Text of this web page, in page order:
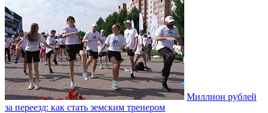
Миллион рублей
за переезд: как стать земским тренером